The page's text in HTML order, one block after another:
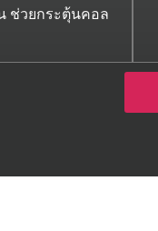
ช่วยกระตุ้นคอล